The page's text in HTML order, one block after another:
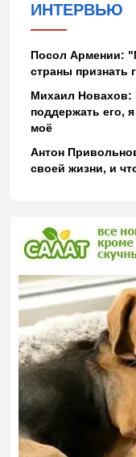
ИНТЕРВЬЮ
Посол Армении:
страны признать
Михаил Новахов:
поддержать его,
моё
Антон
своей жизни, и